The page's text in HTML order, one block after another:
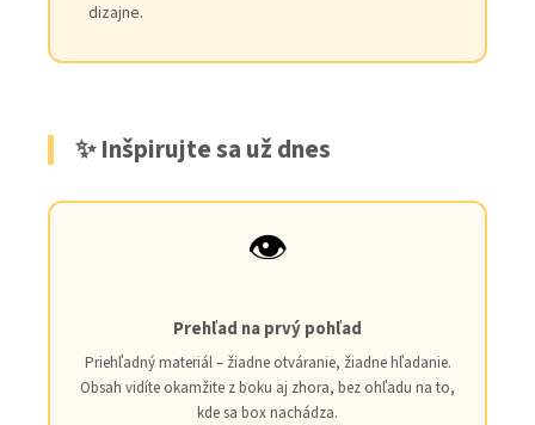
dizajne.
✨ Inšpirujte sa už dnes
👁️
Prehľad na prvý pohľad
Priehľadný materiál – žiadne otváranie, žiadne hľadanie.
Obsah vidíte okamžite z boku aj zhora, bez ohľadu na to,
kde sa box nachádza.